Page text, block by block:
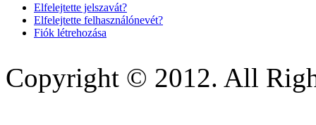
Elfelejtette jelszavát?
Elfelejtette felhasználónevét?
Fiók létrehozása
Copyright © 2012. All